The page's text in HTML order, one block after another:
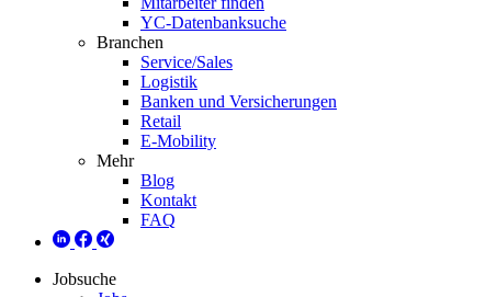
YC-Datenbanksuche
Branchen
Service/Sales
Logistik
Banken und Versicherungen
Retail
E-Mobility
Mehr
Blog
Kontakt
FAQ
Jobsuche